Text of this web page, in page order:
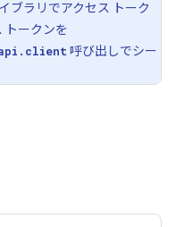
ブラリでアクセス トーク
トークンを
呼び出しでシー